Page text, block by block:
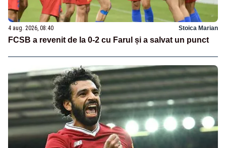
4 aug. 2026, 08:40 Stoica Marian
FCSB a revenit de la 0-2 cu Farul și a salvat un punct